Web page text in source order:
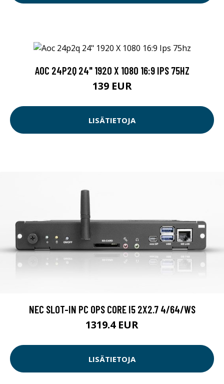
AOC 24P2Q 24" 1920 X 1080 16:9 IPS 75HZ
139 EUR
LISÄTIETOJA
NEC SLOT-IN PC OPS CORE I5 2X2.7 4/64/WS
1319.4 EUR
LISÄTIETOJA